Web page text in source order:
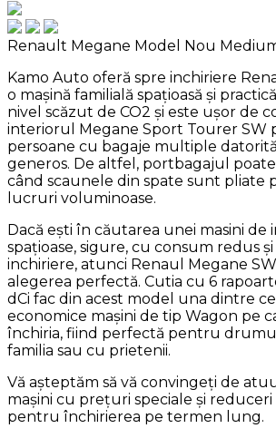
Renault Megane Model Nou
Kamo Auto oferă spre inchiriere
o mașină familială spațioasă și
nivel scăzut de CO2 și este ușor de
interiorul Megane Sport Tourer SW
persoane cu bagaje multiple
generos. De altfel, portbagajul
când scaunele din spate sunt pliate
lucruri voluminoase.
Dacă ești în căutarea unei masini de
spațioase, sigure, cu consum redus
inchiriere, atunci Renaul Megane
alegerea perfectă. Cutia cu 6
dCi fac din acest model una dintre
economice mașini de tip Wagon pe
închiria, fiind perfectă pentru
familia sau cu prietenii.
Vă așteptăm să vă convingeți de
mașini cu prețuri speciale și
pentru închirierea pe termen lung.